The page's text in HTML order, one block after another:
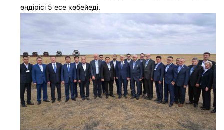
өндірісі 5 есе көбейеді.